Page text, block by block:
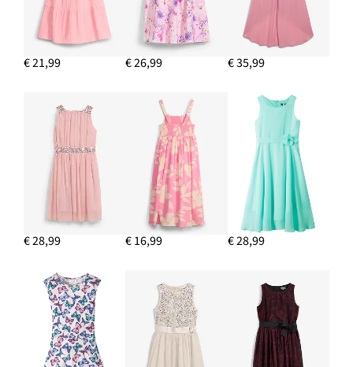
€ 21,99 € 26,99 € 35,99
€ 28,99 € 16,99 € 28,99